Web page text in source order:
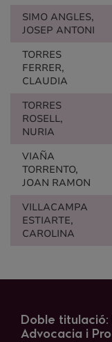
SIMO ANGLES,
JOSEP ANTONI
TORRES
FERRER,
CLAUDIA
TORRES
ROSELL,
NURIA
VIAÑA
TORRENTO,
JOAN RAMON
VILLACAMPA
ESTIARTE,
CAROLINA
Doble
Advocacia i